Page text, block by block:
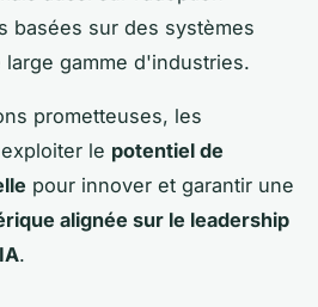
basées sur des systèmes
gamme d'industries.
prometteuses, les
le potentiel de
pour innover et garantir une
alignée sur le leadership
.